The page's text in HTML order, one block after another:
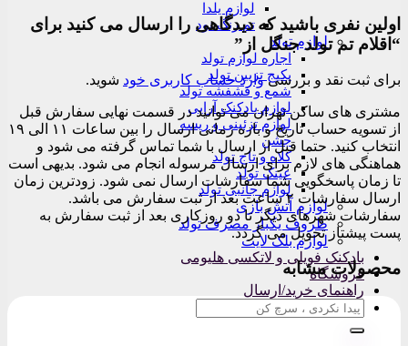
لوازم یلدا
تم رنگ نود
لوازم تولد
اجاره لوازم تولد
پکیج تزیین تولد
شمع و فشفشه تولد
لوازم بادکنک آرایی
لوازم تزئینی و ریسه
جشن
کلاه و تاج تولد
عینک تولد
لوازم جانبی تولد
لوازم آتش بازی
ظروف یکبار مصرف تولد
لوازم بلک لایت
بادکنک فویلی و لاتکسی هلیومی
فروشگاه
راهنمای خرید/ارسال
جستجو
اولین نفری باشید که دیدگاهی را ارسال می کنید برای
“اقلام تم تولد جنگل از”
برای ثبت نقد و بررسیوارد حساب کاربری خود شوید.
مشتری های ساکن تهران می توانید در قسمت نهایی سفارش قبل
از تسویه حساب تاریخ و بازه زمانی ارسال را بین ساعات ۱۱ الی ۱۹
انتخاب کنید. حتما قبل از ارسال با شما تماس گرفته می شود و
هماهنگی های لازم برای ارسال مرسوله انجام می شود. بدیهی است
تا زمان پاسخگویی شما سفارشات ارسال نمی شود. زودترین زمان
ارسال سفارشات ۲ ساعت بعد از ثبت سفارش می باشد.
سفارشات شهرهای دیگر تا دو روزکاری بعد از ثبت سفارش به
پست پیشتاز تحویل می گردد.
محصولات مشابه